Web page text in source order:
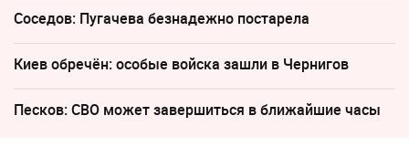
Соседов: Пугачева безнадежно постарела
Киев обречён: особые войска зашли в Чернигов
Песков: СВО может завершиться в ближайшие часы